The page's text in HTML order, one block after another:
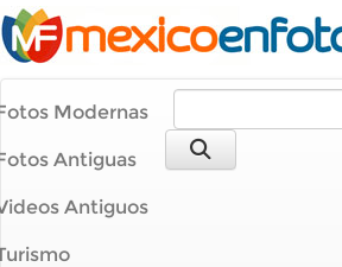
Modernas
Antiguas
Antiguos